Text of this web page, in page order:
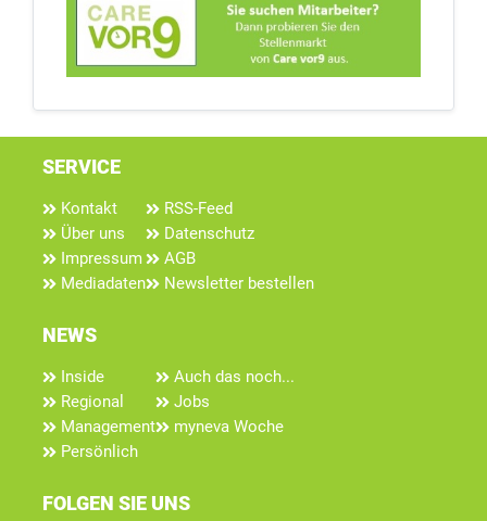
SERVICE
Kontakt
Über uns
Impressum
Mediadaten
RSS-Feed
Datenschutz
AGB
Newsletter bestellen
NEWS
Inside
Regional
Management
Persönlich
Auch das noch...
Jobs
myneva Woche
FOLGEN SIE UNS